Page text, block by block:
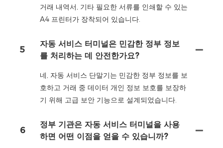
거래 내역서, 기타 필요한 서류를 인쇄할 수 있는
A4 프린터가 장착되어 있습니다.
5
자동 서비스 터미널은 민감한 정부 정보
를 처리하는 데 안전한가요?
네, 자동 서비스 단말기는 민감한 정부 정보를 보
호하고 거래 중 데이터 개인 정보 보호를 보장하
기 위해 고급 보안 기능으로 설계되었습니다.
6
정부 기관은 자동 서비스 터미널을 사용
하면 어떤 이점을 얻을 수 있습니까?